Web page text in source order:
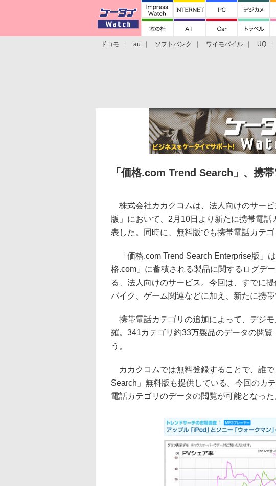
ドコモ au ソフトバンク ワイモバイル UQ
「価格.com Trend Search」、携
株式会社カカクコムは、法人向けのサー
版」において、2月10日より新たに携帯電
表した。同時に、無料版でも携帯電話カテゴ
「価格.com Trend Search Enterprise版」
格.com」に蓄積される製品に関するログデ
る、法人向けのサービス。今回は、すでに
バイク、ゲーム関連などに加え、新たに携帯
携帯電話カテゴリの追加によって、デジ
羅。341カテゴリ約33万製品のデータの閲
う。
カカクコムでは無料登録することで、誰で
Search」無料版も提供している。今回のカ
電話カテゴリのデータの閲覧が可能となった